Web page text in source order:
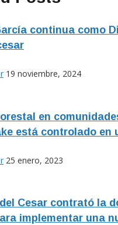
continua como
19 noviembre, 2024
en
está controlado en
25 enero, 2023
Cesar contrató la
implementar una